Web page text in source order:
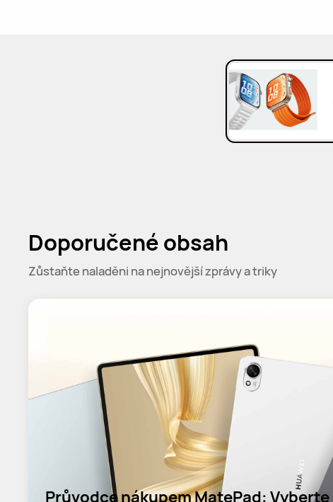
Doporučené obsah
Zůstaňte naladěni na nejnovější zprávy a triky
Průvodce nákupem MatePad: Vyberte